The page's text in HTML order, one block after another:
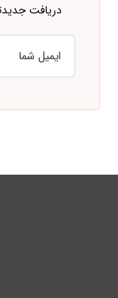
دریافت